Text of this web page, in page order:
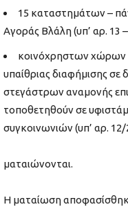
15 καταστημάτων –
Αγοράς Βλάλη (υπ’ αρ. 13
κοινόχρηστων χώρων
υπαίθριας διαφήμισης σε
στεγάστρων αναμονής
τοποθετηθούν σε
συγκοινωνιών (υπ’ αρ.
ματαιώνονται.
Η ματαίωση